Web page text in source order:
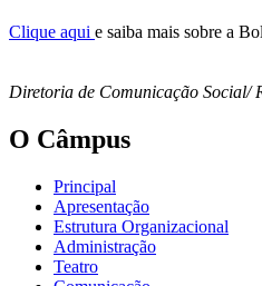
Clique aqui e saiba mais sobre a
Diretoria de Comunicação Social/
O Câmpus
Principal
Apresentação
Estrutura Organizacional
Administração
Teatro